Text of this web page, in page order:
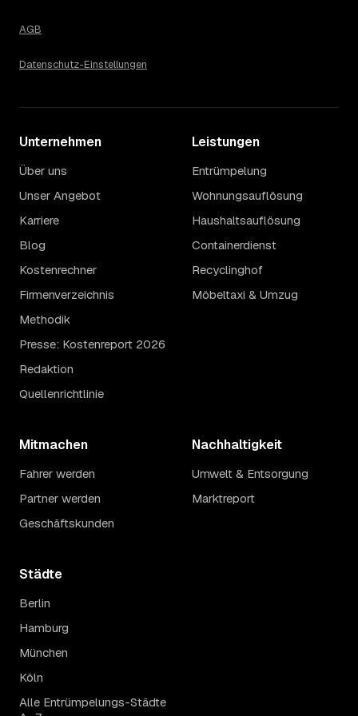
AGB
Datenschutz-Einstellungen
Unternehmen
Über uns
Unser Angebot
Karriere
Blog
Kostenrechner
Firmenverzeichnis
Methodik
Presse: Kostenreport 2026
Redaktion
Quellenrichtlinie
Leistungen
Entrümpelung
Wohnungsauflösung
Haushaltsauflösung
Containerdienst
Recyclinghof
Möbeltaxi & Umzug
Mitmachen
Fahrer werden
Partner werden
Geschäftskunden
Nachhaltigkeit
Umwelt & Entsorgung
Marktreport
Städte
Berlin
Hamburg
München
Köln
Alle Entrümpelungs-Städte